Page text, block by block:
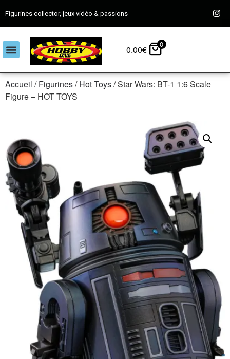
Figurines collector, jeux vidéo & passions
0.00€ 0
Accueil /Figurines/Hot Toys/ Star Wars: BT-1 1:6 Scale
Figure – HOT TOYS